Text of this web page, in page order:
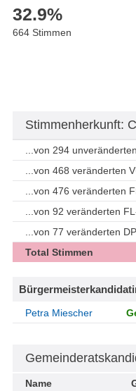
32.9%
664 Stimmen
Stimmenherkunft:
...von 294
...von 468 veränderten
...von 476 veränderten
...von 92 veränderten
...von 77 veränderten
Total Stimmen
Petra Miescher
Name